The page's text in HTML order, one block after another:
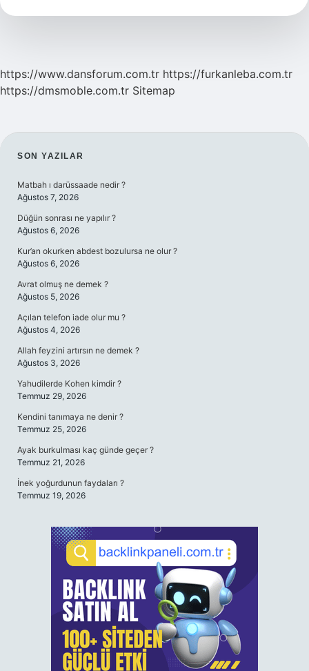
2024
https://www.dansforum.com.tr https://furkanleba.com.tr
https://dmsmoble.com.tr Sitemap
SIDEBAR
SON YAZILAR
Matbah ı darüssaade nedir ?
Ağustos 7, 2026
Düğün sonrası ne yapılır ?
Ağustos 6, 2026
Kur’an okurken abdest bozulursa ne olur ?
Ağustos 6, 2026
Avrat olmuş ne demek ?
Ağustos 5, 2026
Açılan telefon iade olur mu ?
Ağustos 4, 2026
Allah feyzini artırsın ne demek ?
Ağustos 3, 2026
Yahudilerde Kohen kimdir ?
Temmuz 29, 2026
Kendini tanımaya ne denir ?
Temmuz 25, 2026
Ayak burkulması kaç günde geçer ?
Temmuz 21, 2026
İnek yoğurdunun faydaları ?
Temmuz 19, 2026